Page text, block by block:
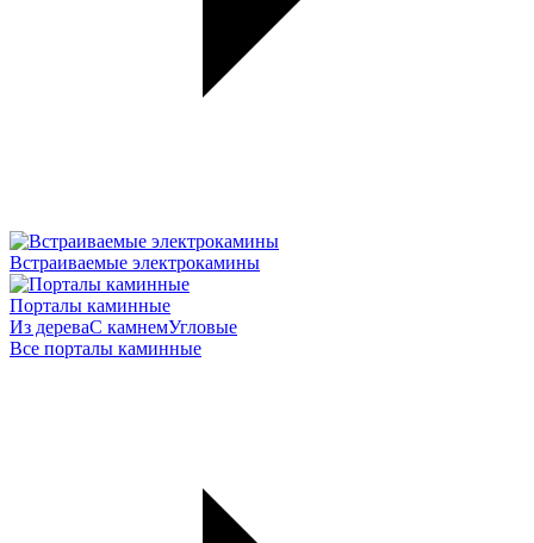
Встраиваемые электрокамины
Порталы каминные
Из дереваС камнемУгловые
Все порталы каминные